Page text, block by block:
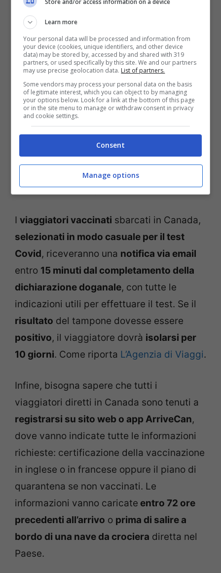
che hanno completato il ciclo vaccinale
Perchéi non vaccinati non possono
entrare in Canada, nemmeno per turismo,
a meno che non appartengano adalcune
categorie autorizzate(residenti
permanenti, familiari di canadesi o
residenti). In ogni caso, i viaggiatori non
vaccinati autorizzati a entrare in Canada
dovranno sottoporsi a
nel Paese, uno alprimo giornoe uno
ottavo giorno, oltre a sottoporsi a
quarantena di 14 giorni.
I viaggiatori vaccinati sbarcati in Canada,
selezionati in modo casuale per il test
Covid, riceveranno una notifica via email
entro 15 minuti dal completamento della
dichiarazione doganale, con tutte le
indicazioni utili per effettuare il test. Se il
risultato del tampone dovesse essere
positivo, il viaggiatore dovrà isolarsi per
10 giorni. Come riporta L’Agenzia di Viaggi.
Infine, bisogna sapere che tutti i
viaggiatori diretti in Canada sono tenuti a
registrarsi su sito web o app ArriveCan,
dove vanno indicate tutte le informazioni
richieste: certificazione della vaccinazione
in inglese o in francese oppure il piano di
quarantena se non vaccinati. Le
informazioni vanno caricate entro 72 ore
precedenti all’arrivo o prima di salire a
bordo di una nave da crociera diretta nel
Paese.
Learn more
Your personal data will be processed and information from
your device (cookies, unique identifiers, and other device
data) may be stored by, accessed by and shared with 319
partners, or used specifically by this site. We and our partners
may use precise geolocation data. List of partners.
Some vendors may process your personal data on the basis
of legitimate interest, which you can object to by managing
your options below. Look for a link at the bottom of this page
or in the site menu to manage or withdraw consent in privacy
and cookie settings.
Consent
Manage options